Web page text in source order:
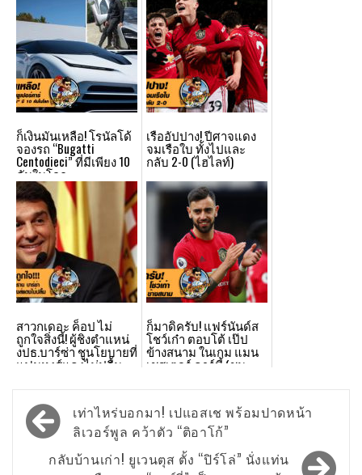
ก็เงินมันเหลือ! โรนัลโด้
จองรถ “Bugatti
Centodieci” ที่มีเพียง 10
คันในโลก
เรืออัปปาง! ปีศาจแดง
จมเรือใบ ทั้งไปและ
กลับ 2-0 (ไฮไลท์)
สาวกเดอะ ค็อป ไม่
ถูกใจสิ่งนี้! ผู้ชิงตำแหน่
งปธ.บาร์ซ่า ชูนโยบายที่
แฟนหงส์แดงไม่ปลื้ม
ก็มาดิครับ! แฟร์นันด์ส
โชว์เก๋า ตอบโต้ เป๊ป
ข้างสนาม ในเกม แมน
เชสเตอร์ ดาร์บี้ (ชม
Post
navigation
เท่าไหร่บอกมา! เปแอสเช พร้อมปาดหน้า
ลิเวอร์พูล คว้าตัว “ติอาโก้”
กลับบ้านเก่า! ยูเวนตุส ตั้ง “ปิร์โล่” นั่งแท่น